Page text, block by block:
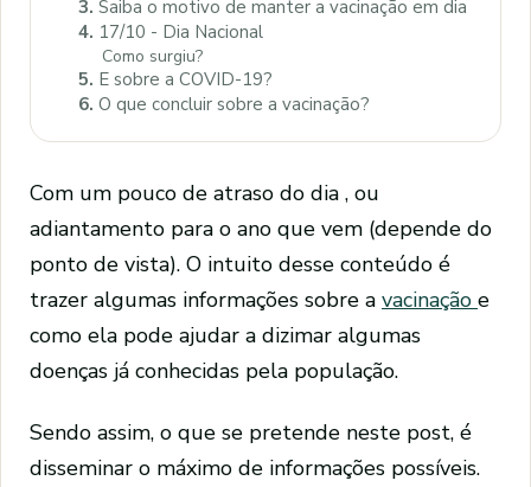
3. Saiba o motivo de manter a vacinação em dia
4. 17/10 - Dia Nacional
Como surgiu?
5. E sobre a COVID-19?
6. O que concluir sobre a vacinação?
Com um pouco de atraso do dia , ou
adiantamento para o ano que vem (depende do
ponto de vista). O intuito desse conteúdo é
trazer algumas informações sobre a vacinação e
como ela pode ajudar a dizimar algumas
doenças já conhecidas pela população.
Sendo assim, o que se pretende neste post, é
disseminar o máximo de informações possíveis.